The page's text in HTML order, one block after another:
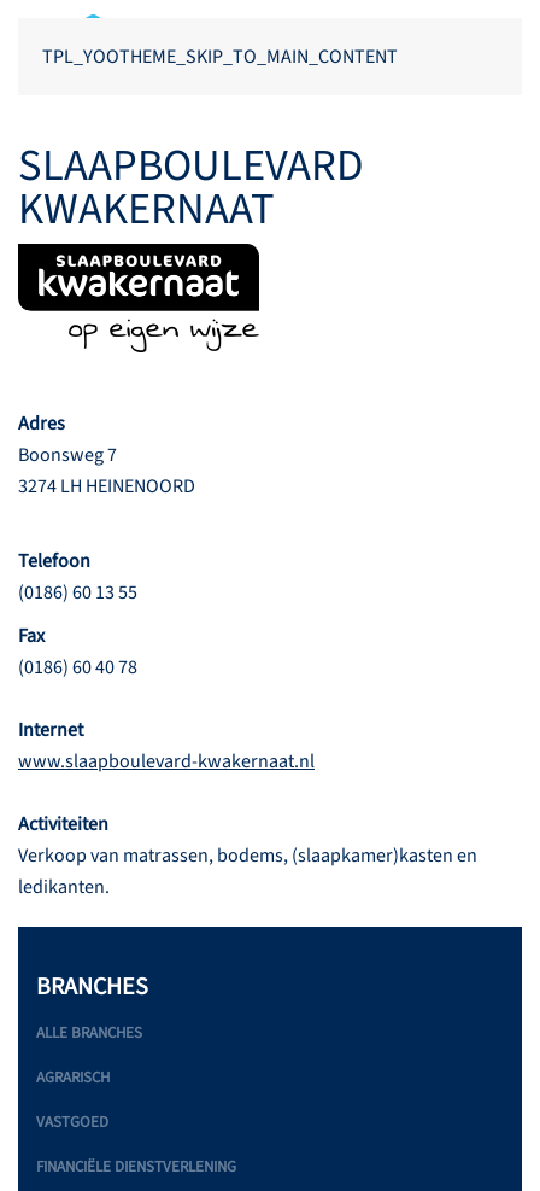
TPL_YOOTHEME_SKIP_TO_MAIN_CONTENT
SLAAPBOULEVARD
KWAKERNAAT
Adres
Boonsweg 7
3274 LH HEINENOORD
Telefoon
(0186) 60 13 55
Fax
(0186) 60 40 78
Internet
www.slaapboulevard-kwakernaat.nl
Activiteiten
Verkoop van matrassen, bodems, (slaapkamer)kasten en
ledikanten.
BRANCHES
ALLE BRANCHES
AGRARISCH
VASTGOED
FINANCIËLE DIENSTVERLENING